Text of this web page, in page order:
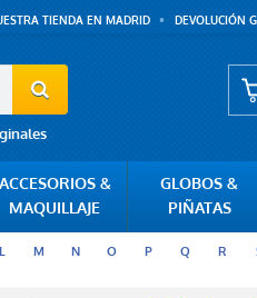
TIENDA EN MADRID DEVOLUCIÓN
ACCESORIOS &
MAQUILLAJE
GLOBOS &
PIÑATAS
L M N O P Q R